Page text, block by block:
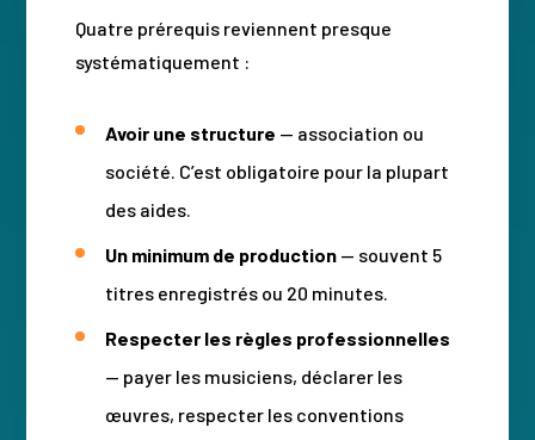
Quatre prérequis reviennent presque
systématiquement :
Avoir une structure — association ou
société. C’est obligatoire pour la plupart
des aides.
Un minimum de production — souvent 5
titres enregistrés ou 20 minutes.
Respecter les règles professionnelles
— payer les musiciens, déclarer les
œuvres, respecter les conventions